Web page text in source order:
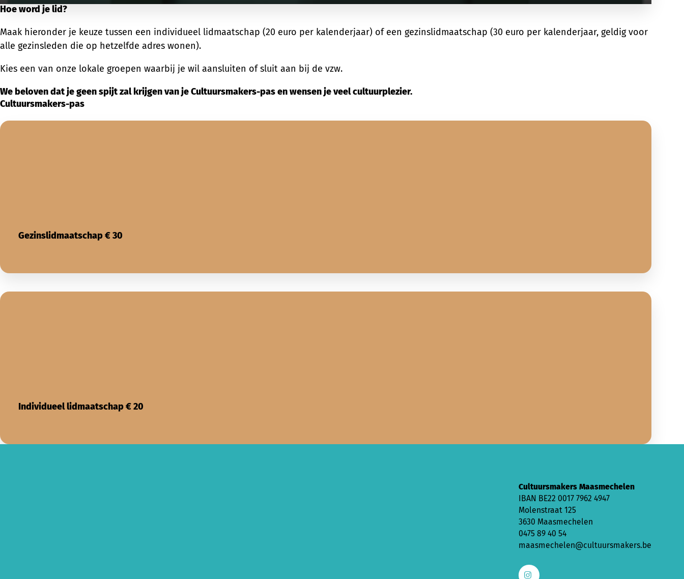
Hoe word je lid?
Maak hieronder je keuze tussen een individueel lidmaatschap (20 euro per kalenderjaar) of een gezinslidmaatschap (30 euro per kalenderjaar, geldig voor
alle gezinsleden die op hetzelfde adres wonen).
Kies een van onze lokale groepen waarbij je wil aansluiten of sluit aan bij de vzw.
We beloven dat je geen spijt zal krijgen van je Cultuursmakers-pas en wensen je veel cultuurplezier.
Cultuursmakers-pas
Gezinslidmaatschap € 30
Individueel lidmaatschap € 20
Cultuursmakers Maasmechelen
IBAN BE22 0017 7962 4947
Molenstraat 125
3630 Maasmechelen
0475 89 40 54
maasmechelen@cultuursmakers.be